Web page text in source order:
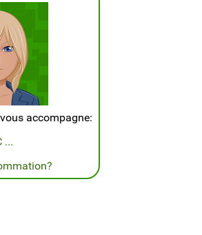
accompagne:
...